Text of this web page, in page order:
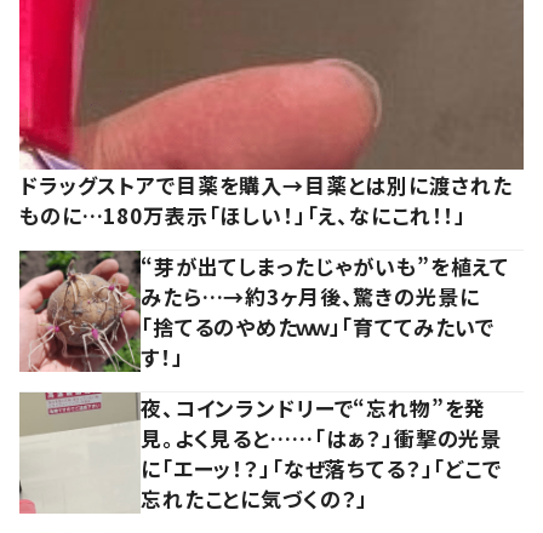
ドラッグストアで目薬を購入→目薬とは別に渡された
ものに…180万表示「ほしい！」「え、なにこれ！！」
“芽が出てしまったじゃがいも”を植えて
みたら…→約3ヶ月後、驚きの光景に
「捨てるのやめたｗｗ」「育ててみたいで
す！」
夜、コインランドリーで“忘れ物”を発
見。よく見ると……「はぁ？」衝撃の光景
に「エーッ！？」「なぜ落ちてる？」「どこで
忘れたことに気づくの？」